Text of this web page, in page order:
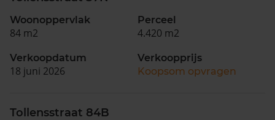
Woonoppervlak
84 m2
Perceel
4.420 m2
Verkoopdatum
18 juni 2026
Verkoopprijs
Koopsom opvragen
Tollensstraat 84B